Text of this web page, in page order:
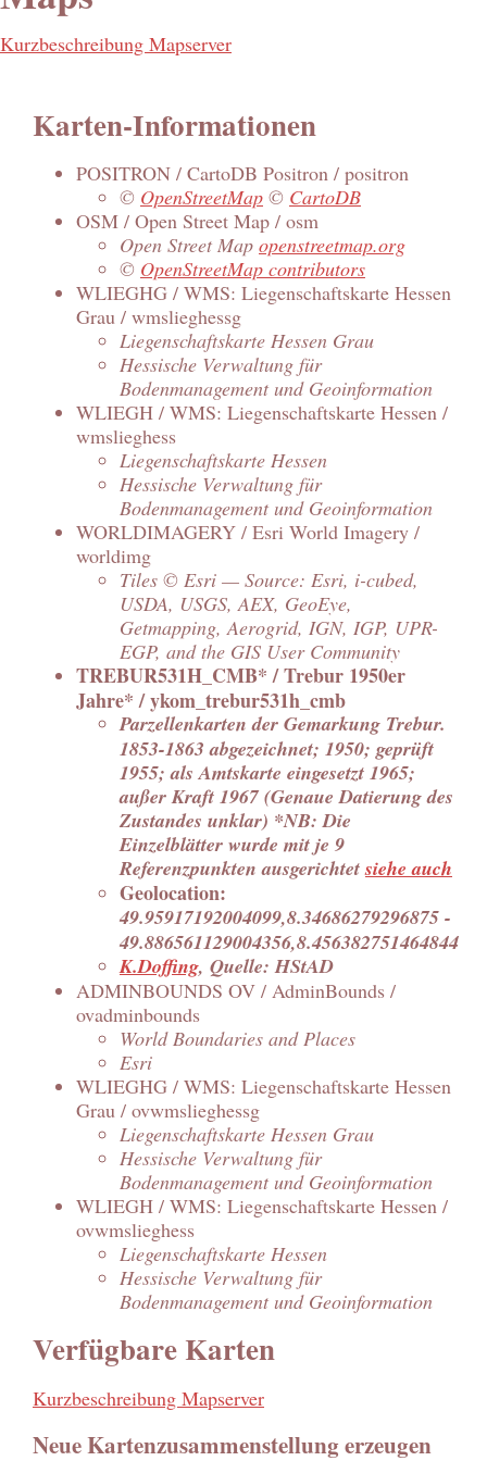
Kurzbeschreibung Mapserver
Karten-Informationen
POSITRON / CartoDB Positron / positron
© OpenStreetMap © CartoDB
OSM / Open Street Map / osm
Open Street Map openstreetmap.org
© OpenStreetMap contributors
WLIEGHG / WMS: Liegenschaftskarte Hessen
Grau / wmslieghessg
Liegenschaftskarte Hessen Grau
Hessische Verwaltung für
Bodenmanagement und Geoinformation
WLIEGH / WMS: Liegenschaftskarte Hessen /
wmslieghess
Liegenschaftskarte Hessen
Hessische Verwaltung für
Bodenmanagement und Geoinformation
WORLDIMAGERY / Esri World Imagery /
worldimg
Tiles © Esri — Source: Esri, i-cubed,
USDA, USGS, AEX, GeoEye,
Getmapping, Aerogrid, IGN, IGP, UPR-
EGP, and the GIS User Community
TREBUR531H_CMB* / Trebur 1950er
Jahre* / ykom_trebur531h_cmb
Parzellenkarten der Gemarkung Trebur.
1853-1863 abgezeichnet; 1950; geprüft
1955; als Amtskarte eingesetzt 1965;
außer Kraft 1967 (Genaue Datierung des
Zustandes unklar) *NB: Die
Einzelblätter wurde mit je 9
Referenzpunkten ausgerichtetsiehe auch
Geolocation:
49.95917192004099,8.34686279296875 -
49.886561129004356,8.456382751464844
K.Doffing, Quelle: HStAD
ADMINBOUNDS OV / AdminBounds /
ovadminbounds
World Boundaries and Places
Esri
WLIEGHG / WMS: Liegenschaftskarte Hessen
Grau / ovwmslieghessg
Liegenschaftskarte Hessen Grau
Hessische Verwaltung für
Bodenmanagement und Geoinformation
WLIEGH / WMS: Liegenschaftskarte Hessen /
ovwmslieghess
Liegenschaftskarte Hessen
Hessische Verwaltung für
Bodenmanagement und Geoinformation
Verfügbare Karten
Kurzbeschreibung Mapserver
Neue Kartenzusammenstellung erzeugen